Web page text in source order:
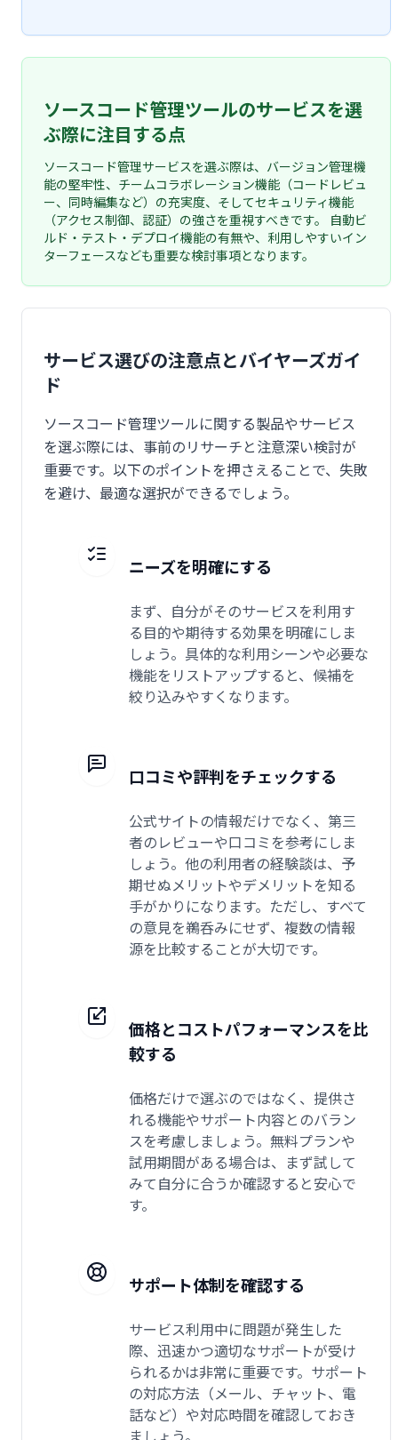
ソースコード管理ツールのサービスを選
ぶ際に注目する点
ソースコード管理サービスを選ぶ際は、バージョン管理機
能の堅牢性、チームコラボレーション機能（コードレビュ
ー、同時編集など）の充実度、そしてセキュリティ機能
（アクセス制御、認証）の強さを重視すべきです。 自動ビ
ルド・テスト・デプロイ機能の有無や、利用しやすいイン
ターフェースなども重要な検討事項となります。
サービス選びの注意点とバイヤーズガイ
ド
ソースコード管理ツールに関する製品やサービス
を選ぶ際には、事前のリサーチと注意深い検討が
重要です。以下のポイントを押さえることで、失敗
を避け、最適な選択ができるでしょう。
ニーズを明確にする
まず、自分がそのサービスを利用す
る目的や期待する効果を明確にしま
しょう。具体的な利用シーンや必要な
機能をリストアップすると、候補を
絞り込みやすくなります。
口コミや評判をチェックする
公式サイトの情報だけでなく、第三
者のレビューや口コミを参考にしま
しょう。他の利用者の経験談は、予
期せぬメリットやデメリットを知る
手がかりになります。ただし、すべて
の意見を鵜呑みにせず、複数の情報
源を比較することが大切です。
価格とコストパフォーマンスを比
較する
価格だけで選ぶのではなく、提供さ
れる機能やサポート内容とのバラン
スを考慮しましょう。無料プランや
試用期間がある場合は、まず試して
みて自分に合うか確認すると安心で
す。
サポート体制を確認する
サービス利用中に問題が発生した
際、迅速かつ適切なサポートが受け
られるかは非常に重要です。サポート
の対応方法（メール、チャット、電
話など）や対応時間を確認しておき
ましょう。